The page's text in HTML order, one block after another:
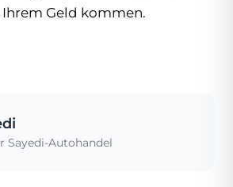
Geld kommen.
Sayedi-Autohandel